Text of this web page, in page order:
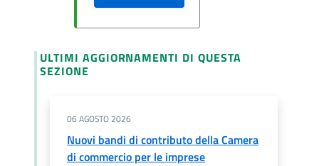
ULTIMI AGGIORNAMENTI DI QUESTA
SEZIONE
06 AGOSTO 2026
Nuovi bandi di contributo della Camera
di commercio per le imprese